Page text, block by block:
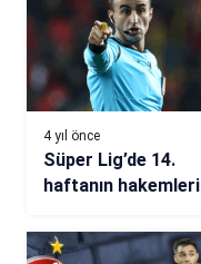
4 yıl önce
Süper Lig’de 14.
haftanın hakemleri